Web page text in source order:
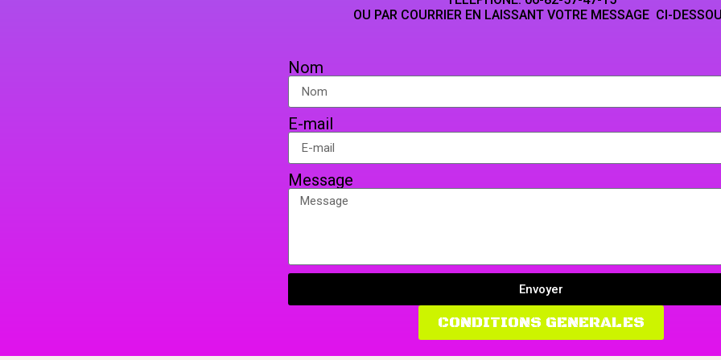
OU PAR COURRIER EN LAISSANT VOTRE MESSAGE CI-
Nom
E-mail
Message
Envoyer
CONDITIONS GENERALES